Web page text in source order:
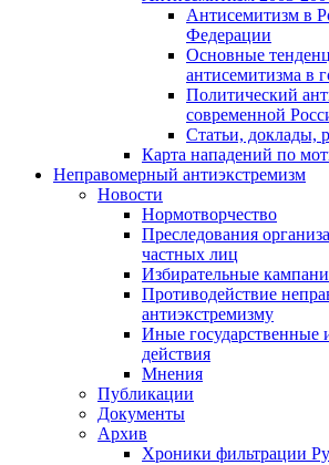
Антисемитизм в
Федерации
Основные
антисемитизма в
Политический
современной
Статьи, доклады,
Карта нападений по
Неправомерный антиэкстремизм
Новости
Нормотворчество
Преследования
частных лиц
Избирательные
Противодействие
антиэкстремизму
Иные государственные
действия
Мнения
Публикации
Документы
Архив
Хроники фильтрации